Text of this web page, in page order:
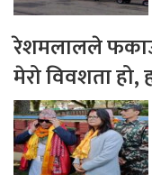
रेशमलालले
मेरो विवशता हो,